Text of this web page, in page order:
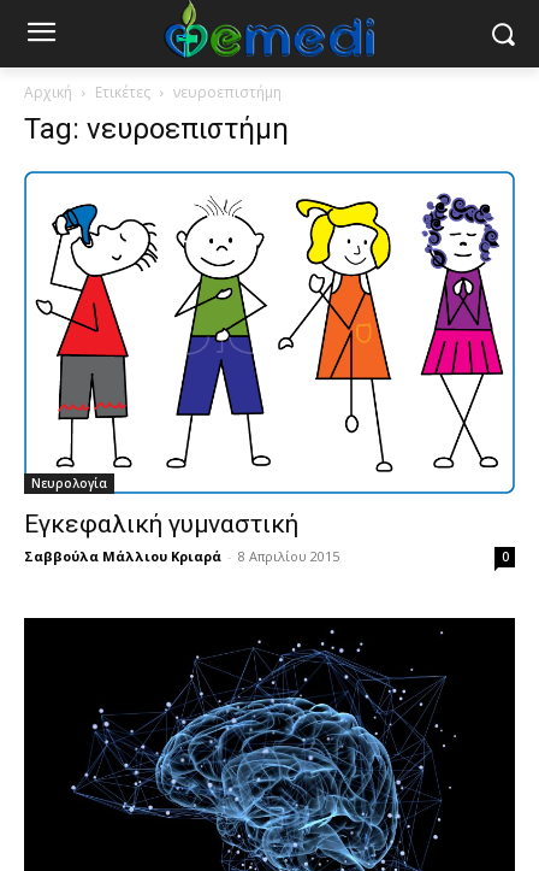
Αρχική Ετικέτες νευροεπιστήμη
Tag: νευροεπιστήμη
Νευρολογία
Εγκεφαλική γυμναστική
Σαββούλα Μάλλιου Κριαρά - 8 Απριλίου 2015 0